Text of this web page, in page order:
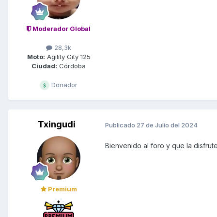
Moderador Global
28,3k
Moto: Agility City 125
Ciudad: Córdoba
Donador
Txingudi
Premium
Publicado 27 de Julio del 2024
Bienvenido al foro y que la